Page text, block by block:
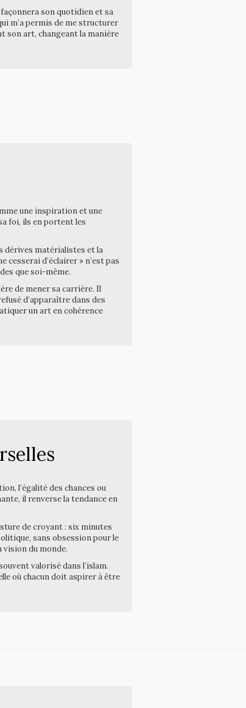
son quotidien et sa
m’a permis de me structurer
son art, changeant la manière
une inspiration et une
foi, ils en portent les
dérives matérialistes et la
cesserai d’éclairer » n’est pas
que soi-même.
de mener sa carrière. Il
d’apparaître dans des
un art en cohérence
l’égalité des chances ou
il renverse la tendance en
de croyant : six minutes
sans obsession pour le
du monde.
valorisé dans l’islam.
où chacun doit aspirer à être